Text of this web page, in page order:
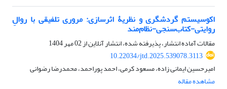
اکوسیستم گردشگری و نظریۀ اثرسازی: مروری تلفیقی با روالِ
روایتی-کتاب‌سنجی-نظام‌مند
مقالات آماده انتشار، پذیرفته شده، انتشار آنلاین از02 مهر 1404
10.22034/jtd.2025.539078.3113
امیرحسین ایمانی زاده، مسعود کرمی، احمد پوراحمد، محمدرضا رضوانی
مشاهده مقاله